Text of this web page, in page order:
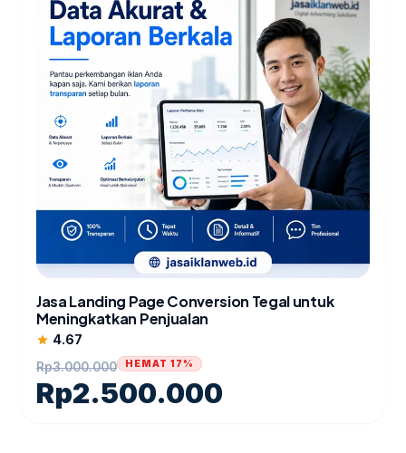
Jasa Landing Page Conversion Tegal untuk
Meningkatkan Penjualan
star 4.67
Rp3.000.000
Rp2.500.000
HEMAT 17%